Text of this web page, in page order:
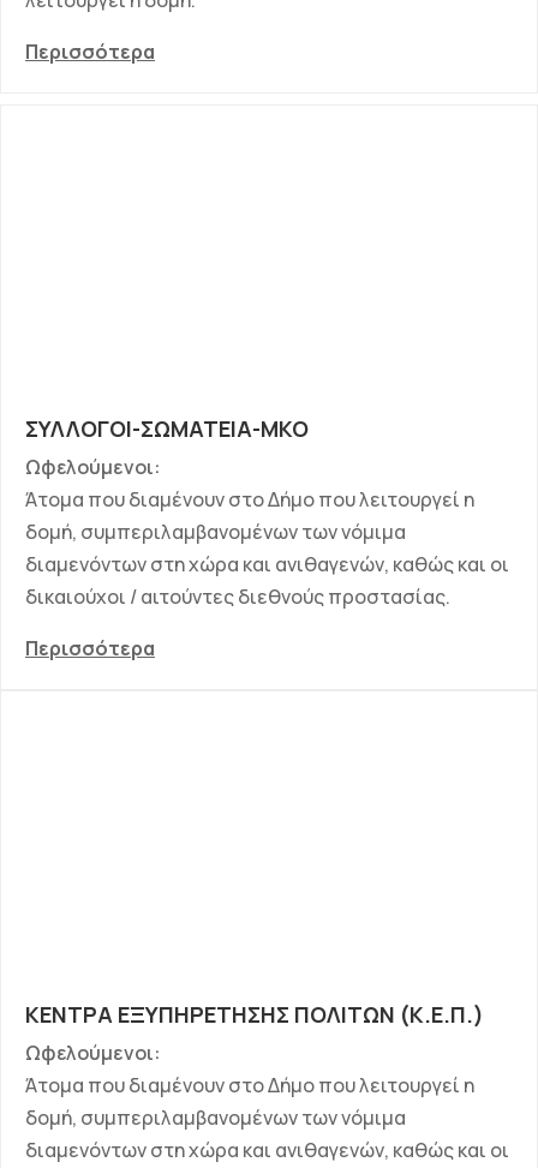
Περισσότερα
ΣΥΛΛΟΓΟΙ-ΣΩΜΑΤΕΙΑ-ΜΚΟ
Ωφελούμενοι:
Άτομα που διαμένουν στο Δήμο που λειτουργεί η
δομή, συμπεριλαμβανομένων των νόμιμα
διαμενόντων στη χώρα και ανιθαγενών, καθώς και οι
δικαιούχοι / αιτούντες διεθνούς προστασίας.
Περισσότερα
ΚΕΝΤΡΑ ΕΞΥΠΗΡΕΤΗΣΗΣ ΠΟΛΙΤΩΝ (Κ.Ε.Π.)
Ωφελούμενοι:
Άτομα που διαμένουν στο Δήμο που λειτουργεί η
δομή, συμπεριλαμβανομένων των νόμιμα
διαμενόντων στη χώρα και ανιθαγενών, καθώς και οι